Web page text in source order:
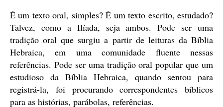
É um texto oral, simples? É um texto escrito, estudado?
Talvez, como a Ilíada, seja ambos. Pode ser uma
tradição oral que surgiu a partir de leituras da Bíblia
Hebraica, em uma comunidade fluente nessas
referências. Pode ser uma tradição oral popular que um
estudioso da Bíblia Hebraica, quando sentou para
registrá-la, foi procurando correspondentes bíblicos
para as histórias, parábolas, referências.